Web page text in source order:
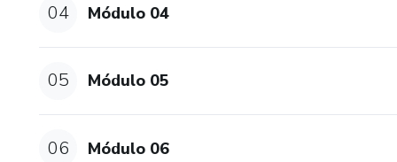
04 Módulo 04
05 Módulo 05
06 Módulo 06